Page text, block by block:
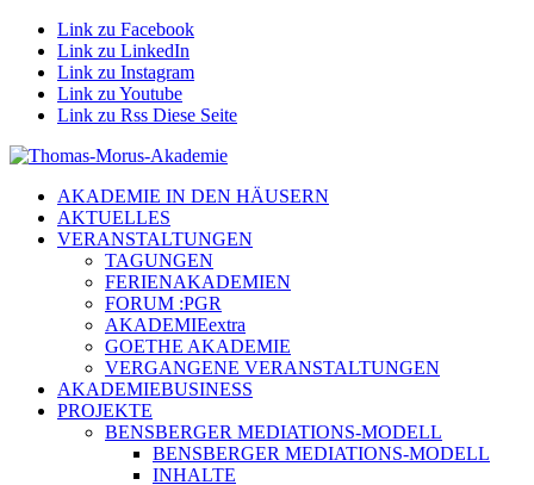
Link zu Facebook
Link zu LinkedIn
Link zu Instagram
Link zu Youtube
Link zu Rss Diese Seite
AKADEMIE IN DEN HÄUSERN
AKTUELLES
VERANSTALTUNGEN
TAGUNGEN
FERIENAKADEMIEN
FORUM :PGR
AKADEMIEextra
GOETHE AKADEMIE
VERGANGENE VERANSTALTUNGEN
AKADEMIEBUSINESS
PROJEKTE
BENSBERGER MEDIATIONS-MODELL
BENSBERGER MEDIATIONS-MODELL
INHALTE